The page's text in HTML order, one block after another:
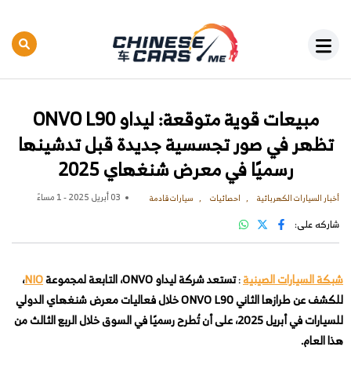
مبيعات قوية متوقعة: ليداو ONVO L90
تظهر في صور تجسسية جديدة قبل تدشينها
رسميًا في معرض شنغهاي 2025
أخبار السيارات الكهربائية احصائيات سيارات قادمة 03 أبريل 2025 - 1 مساءً
شاركه على:
شبكة السيارات الصينية:تستعد شركة ليداو ONVO، التابعة لمجموعة NIO،
للكشف عن طرازها الثاني ONVO L90
خلال فعاليات معرض شنغهاي الدولي
للسيارات في أبريل 2025، على أن تُطرح رسميًا في السوق خلال الربع الثالث من
هذا العام.